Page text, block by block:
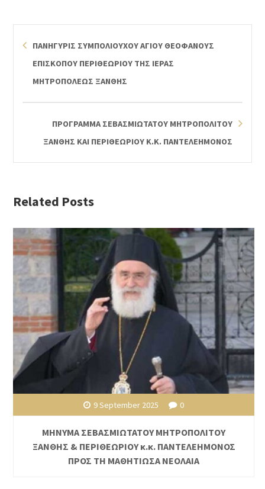
ΠΑΝΗΓΥΡΙΣ ΣΥΜΠΟΛΙΟΥΧΟΥ ΑΓΙΟΥ ΘΕΟΦΑΝΟΥΣ
ΕΠΙΣΚΟΠΟΥ ΠΕΡΙΘΕΩΡΙΟΥ ΤΗΣ ΙΕΡΑΣ
ΜΗΤΡΟΠΟΛΕΩΣ ΞΑΝΘΗΣ
ΠΡΟΓΡΑΜΜΑ ΣΕΒΑΣΜΙΩΤΑΤΟΥ ΜΗΤΡΟΠΟΛΙΤΟΥ
ΞΑΝΘΗΣ ΚΑΙ ΠΕΡΙΘΕΩΡΙΟΥ Κ.Κ. ΠΑΝΤΕΛΕΗΜΟΝΟΣ
Related Posts
9 September 2025 0
ΜΗΝΥΜΑ ΣΕΒΑΣΜΙΩΤΑΤΟΥ ΜΗΤΡΟΠΟΛΙΤΟΥ
ΞΑΝΘΗΣ & ΠΕΡΙΘΕΩΡΙΟΥ κ.κ. ΠΑΝΤΕΛΕΗΜΟΝΟΣ
ΠΡΟΣ ΤΗ ΜΑΘΗΤΙΩΣΑ ΝΕΟΛΑΙΑ